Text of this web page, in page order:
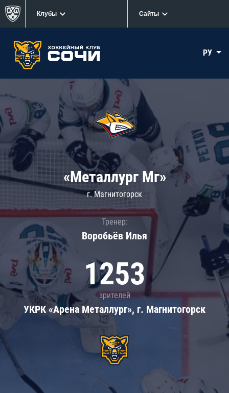
Клубы Сайты
РУ
«Металлург Мг»
г. Магнитогорск
Тренер:
Воробьёв Илья
1253
зрителей
УКРК «Арена Металлург», г. Магнитогорск